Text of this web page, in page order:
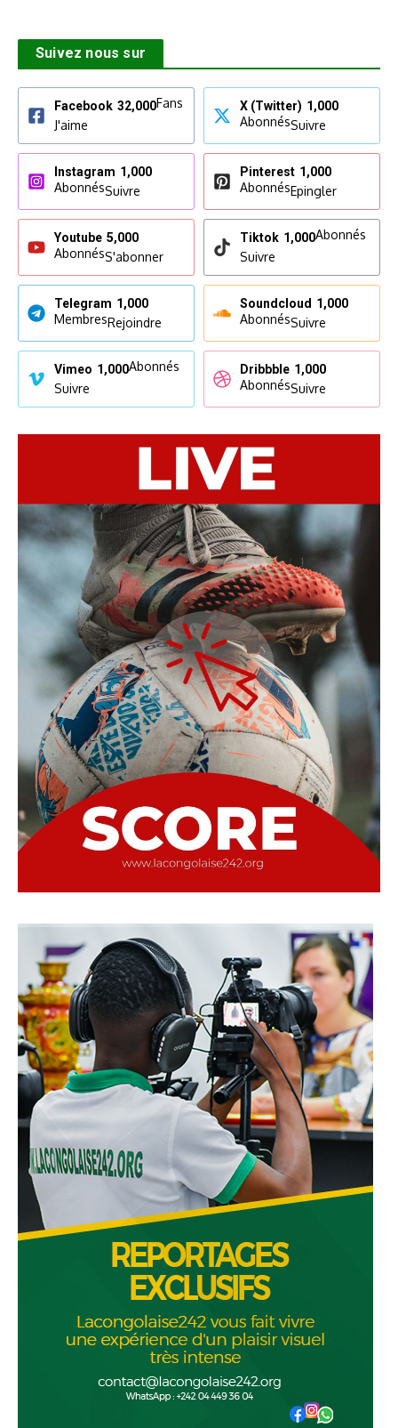
Suivez nous sur
Facebook 32,000Fans
J'aime
X (Twitter) 1,000
AbonnésSuivre
Instagram 1,000
AbonnésSuivre
Pinterest 1,000
AbonnésEpingler
Youtube 5,000
AbonnésS'abonner
Tiktok 1,000Abonnés
Suivre
Telegram 1,000
MembresRejoindre
Soundcloud 1,000
AbonnésSuivre
Vimeo 1,000Abonnés
Suivre
Dribbble 1,000
AbonnésSuivre